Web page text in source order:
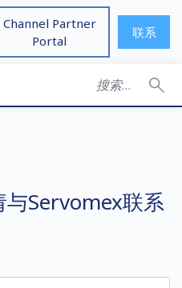
Channel Partner
Portal
联系
Servomex联系